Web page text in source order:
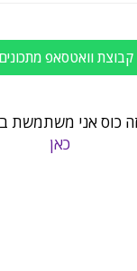
קבוצת וואטסאפ מתכונים
כוס אני משתמשת
כאן